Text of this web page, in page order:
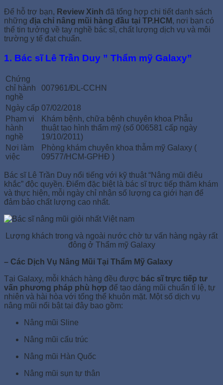
Để hỗ trợ bạn, Review Xinh đã tổng hợp chi tiết danh sách
những địa chỉ nâng mũi hàng đầu tại TP.HCM , nơi bạn có
thể tin tưởng về tay nghề bác sĩ, chất lượng dịch vụ và môi
trường y tế đạt chuẩn.
1. Bác sĩ Lê Trần Duy ” Thẩm mỹ Galaxy”
Chứng
chỉ hành
nghề
007961/ĐL-CCHN
Ngày cấp 07/02/2018
Phạm vi
hành
nghề
Khám bệnh, chữa bệnh chuyên khoa Phẫu
thuật tạo hình thẩm mỹ (số 006581 cấp ngày
19/10/2011)
Nơi làm
việc
Phòng khám chuyên khoa thẫm mỹ Galaxy (
09577/HCM-GPHĐ )
Bác sĩ Lê Trần Duy nổi tiếng với kỹ thuật “Nâng mũi điêu
khắc” độc quyền. Điểm đặc biệt là bác sĩ trực tiếp thăm khám
và thực hiện, mỗi ngày chỉ nhận số lượng ca giới hạn để
đảm bảo chất lượng cao nhất.
Lượng khách trong và ngoài nước chờ tư vấn hàng ngày rất
đông ở Thẩm mỹ Galaxy
– Các Dịch Vụ Nâng Mũi Tại Thẩm Mỹ Galaxy
Tại Galaxy, mỗi khách hàng đều được bác sĩ trực tiếp tư
vấn phương pháp phù hợp để tạo dáng mũi chuẩn tỉ lệ, tự
nhiên và hài hòa với tổng thể khuôn mặt. Một số dịch vụ
nâng mũi nổi bật tại đây bao gồm:
Nâng mũi Sline
Nâng mũi cấu trúc
Nâng mũi Hàn Quốc
Nâng mũi sụn tự thân